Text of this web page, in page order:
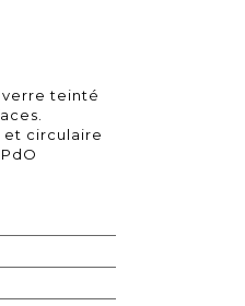
verre teinté
et circulaire